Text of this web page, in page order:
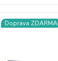
Doprava ZDARMA